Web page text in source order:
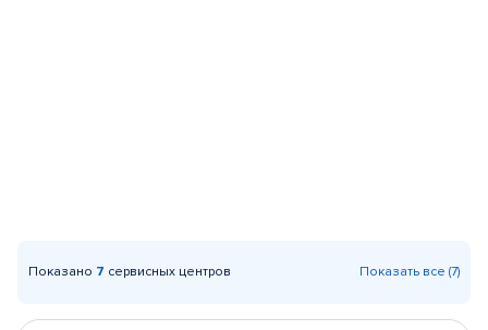
Показано 7 сервисных центров Показать все (7)